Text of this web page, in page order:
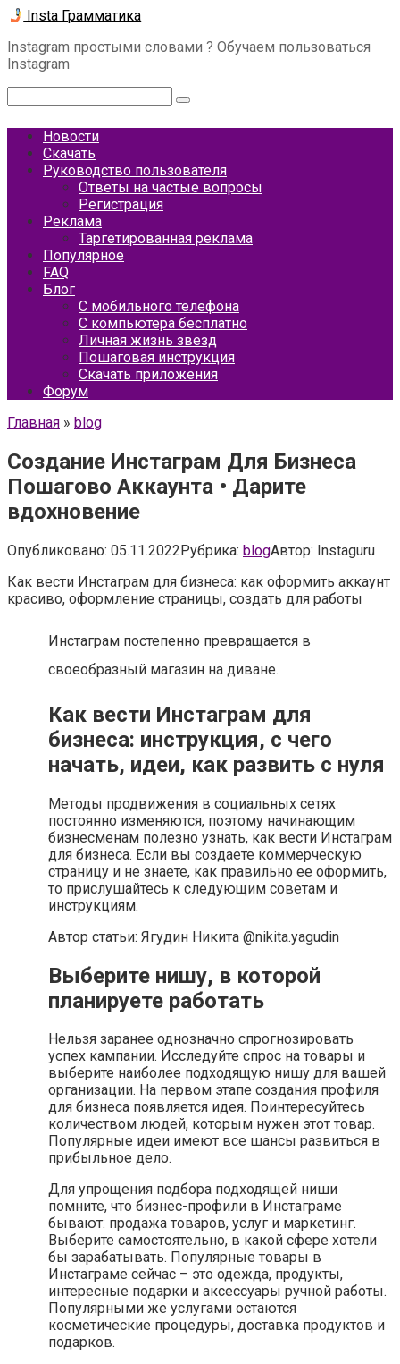
Перейти
контенту
Insta Грамматика
Instagram простыми словами ? Обучаем пользоваться
Instagram
Новости
Скачать
Руководство пользователя
Ответы на частые вопросы
Регистрация
Реклама
Таргетированная реклама
Популярное
FAQ
Блог
С мобильного телефона
С компьютера бесплатно
Личная жизнь звезд
Пошаговая инструкция
Скачать приложения
Форум
Главная » blog
Создание Инстаграм Для Бизнеса
Пошагово Аккаунта • Дарите
вдохновение
Опубликовано: 05.11.2022Рубрика: blogАвтор: Instaguru
Как вести Инстаграм для бизнеса: как оформить аккаунт
красиво, оформление страницы, создать для работы
Инстаграм постепенно превращается в
своеобразный магазин на диване.
Как вести Инстаграм для
бизнеса: инструкция, с чего
начать, идеи, как развить с нуля
Методы продвижения в социальных сетях
постоянно изменяются, поэтому начинающим
бизнесменам полезно узнать, как вести Инстаграм
для бизнеса. Если вы создаете коммерческую
страницу и не знаете, как правильно ее оформить,
то прислушайтесь к следующим советам и
инструкциям.
Автор статьи: Ягудин Никита @nikita.yagudin
Выберите нишу, в которой
планируете работать
Нельзя заранее однозначно спрогнозировать
успех кампании. Исследуйте спрос на товары и
выберите наиболее подходящую нишу для вашей
организации. На первом этапе создания профиля
для бизнеса появляется идея. Поинтересуйтесь
количеством людей, которым нужен этот товар.
Популярные идеи имеют все шансы развиться в
прибыльное дело.
Для упрощения подбора подходящей ниши
помните, что бизнес-профили в Инстаграме
бывают: продажа товаров, услуг и маркетинг.
Выберите самостоятельно, в какой сфере хотели
бы зарабатывать. Популярные товары в
Инстаграме сейчас – это одежда, продукты,
интересные подарки и аксессуары ручной работы.
Популярными же услугами остаются
косметические процедуры, доставка продуктов и
подарков.